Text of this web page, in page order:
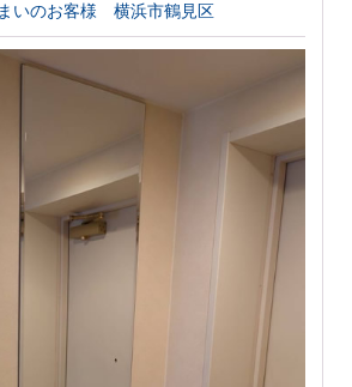
いのお客様 横浜市鶴見区